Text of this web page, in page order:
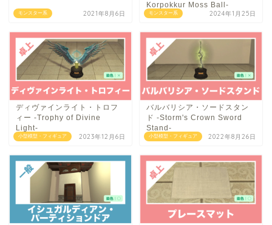
モンスター系 2021年8月6日 モンスター系
Korpokkur Moss Ball-
2024年1月25日
小型模型・フィギュア
ディヴァインライト・トロフ
ィー -Trophy of Divine
Light-
2023年12月6日 小型模型・フィギュア
バルバリシア・ソードスタン
ド -Storm's Crown Sword
Stand-
2022年8月26日